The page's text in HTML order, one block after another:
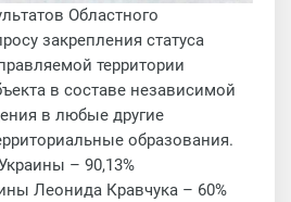
Областного
закрепления статуса
территории
в составе независимой
в любые другие
образования.
– 90,13%
Леонида Кравчука – 60%